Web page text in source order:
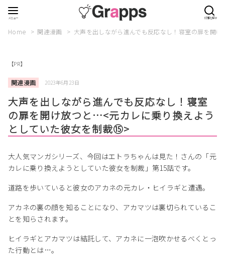
Home 関連漫画 大声を出しながら進んでも反応なし！寝室の扉を開
【PR】
関連漫画 2023年6月23日
大声を出しながら進んでも反応なし！寝室
の扉を開け放つと…<元カレに乗り換えよう
としていた彼女を制裁⑮>
大人気マンガシリーズ、今回はエトラちゃんは見た！さんの「元
カレに乗り換えようとしていた彼女を制裁」第15話です。
道路を歩いていると彼女のアカネの元カレ・ヒイラギと遭遇。
アカネの裏の顔を知ることになり、アカマツは裏切られているこ
とを知らされます。
ヒイラギとアカマツは結託して、アカネに一泡吹かせるべくとっ
た行動とは…。